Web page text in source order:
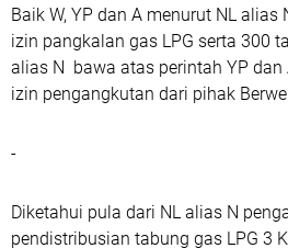
Baik W, YP dan A menurut NL
izin pangkalan gas LPG serta 300
alias N bawa atas perintah YP
izin pengangkutan dari pihak
-
Diketahui pula dari NL alias N
pendistribusian tabung gas LPG 3